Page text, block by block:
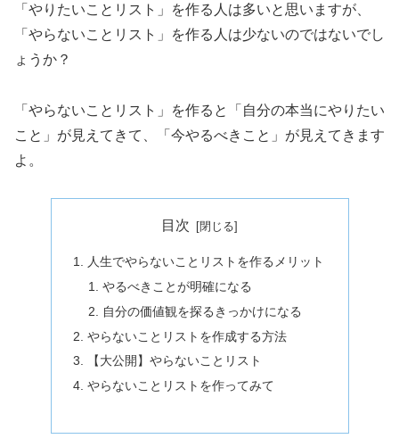
「やりたいことリスト」を作る人は多いと思いますが、
「やらないことリスト」を作る人は少ないのではないでし
ょうか？
「やらないことリスト」を作ると「自分の本当にやりたい
こと」が見えてきて、「今やるべきこと」が見えてきます
よ。
目次
人生でやらないことリストを作るメリット
やるべきことが明確になる
自分の価値観を探るきっかけになる
やらないことリストを作成する方法
【大公開】やらないことリスト
やらないことリストを作ってみて